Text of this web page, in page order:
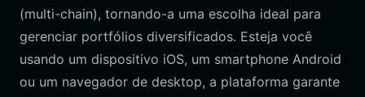
(multi-chain), tornando-a uma escolha ideal para
gerenciar portfólios diversificados. Esteja você
usando um dispositivo iOS, um smartphone Android
ou um navegador de desktop, a plataforma garante